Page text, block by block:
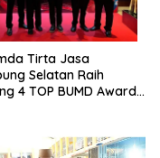
Tirta Jasa
Selatan Raih
4 TOP BUMD Awards